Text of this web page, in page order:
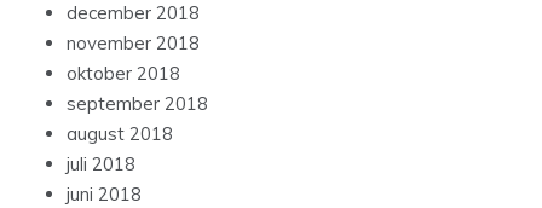
december 2018
november 2018
oktober 2018
september 2018
august 2018
juli 2018
juni 2018